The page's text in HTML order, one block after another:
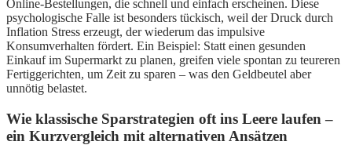
Online-Bestellungen, die schnell und einfach erscheinen. Diese
psychologische Falle ist besonders tückisch, weil der Druck durch
Inflation Stress erzeugt, der wiederum das impulsive
Konsumverhalten fördert. Ein Beispiel: Statt einen gesunden
Einkauf im Supermarkt zu planen, greifen viele spontan zu teureren
Fertiggerichten, um Zeit zu sparen – was den Geldbeutel aber
unnötig belastet.
Wie klassische Sparstrategien oft ins Leere laufen –
ein Kurzvergleich mit alternativen Ansätzen